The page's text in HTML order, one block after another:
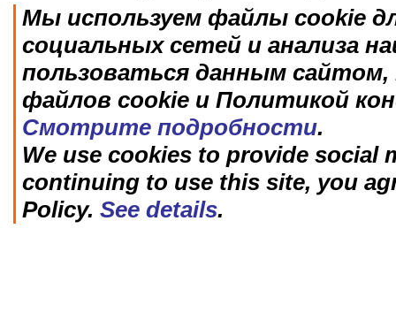
Мы используем файлы cookie
социальных сетей и анализа
пользоваться данным
файлов cookie и Политикой
Смотрите подробности.
We use cookies to provide social
continuing to use this site, you
Policy. See details.